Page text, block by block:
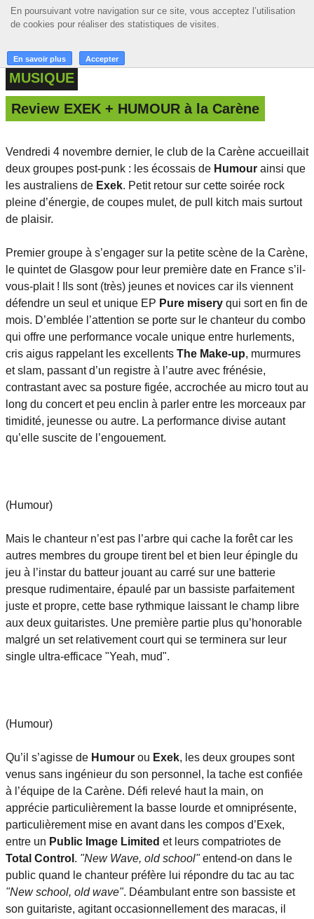
En poursuivant votre navigation sur ce site, vous acceptez l’utilisation
de cookies pour réaliser des statistiques de visites.
En savoir plus Accepter
En poursuivant votre navigation sur ce site, vous acceptez l’utilisation
de cookies pour réaliser des statistiques de visites.
En savoir plus Accepter
☰ MENU
ACCUEIL
A LA UNE
PODCASTS
MUSIQUE
ACTIONS
MUSIQUE
Review EXEK + HUMOUR à la Carène
Vendredi 4 novembre dernier, le club de la Carène accueillait
deux groupes post-punk : les écossais de Humour ainsi que
les australiens de Exek. Petit retour sur cette soirée rock
pleine d’énergie, de coupes mulet, de pull kitch mais surtout
de plaisir.
Premier groupe à s’engager sur la petite scène de la Carène,
le quintet de Glasgow pour leur première date en France s’il-
vous-plait ! Ils sont (très) jeunes et novices car ils viennent
défendre un seul et unique EP Pure misery qui sort en fin de
mois. D’emblée l’attention se porte sur le chanteur du combo
qui offre une performance vocale unique entre hurlements,
cris aigus rappelant les excellents The Make-up, murmures
et slam, passant d’un registre à l’autre avec frénésie,
contrastant avec sa posture figée, accrochée au micro tout au
long du concert et peu enclin à parler entre les morceaux par
timidité, jeunesse ou autre. La performance divise autant
qu’elle suscite de l’engouement.
(Humour)
Mais le chanteur n’est pas l’arbre qui cache la forêt car les
autres membres du groupe tirent bel et bien leur épingle du
jeu à l’instar du batteur jouant au carré sur une batterie
presque rudimentaire, épaulé par un bassiste parfaitement
juste et propre, cette base rythmique laissant le champ libre
aux deux guitaristes. Une première partie plus qu’honorable
malgré un set relativement court qui se terminera sur leur
single ultra-efficace "Yeah, mud".
(Humour)
Qu’il s’agisse de Humour ou Exek, les deux groupes sont
venus sans ingénieur du son personnel, la tache est confiée
à l’équipe de la Carène. Défi relevé haut la main, on
apprécie particulièrement la basse lourde et omniprésente,
particulièrement mise en avant dans les compos d’Exek,
entre un Public Image Limited et leurs compatriotes de
Total Control . "New Wave, old school"entend-on dans le
public quand le chanteur préfère lui répondre du tac au tac
"New school, old wave". Déambulant entre son bassiste et
son guitariste, agitant occasionnellement des maracas, il